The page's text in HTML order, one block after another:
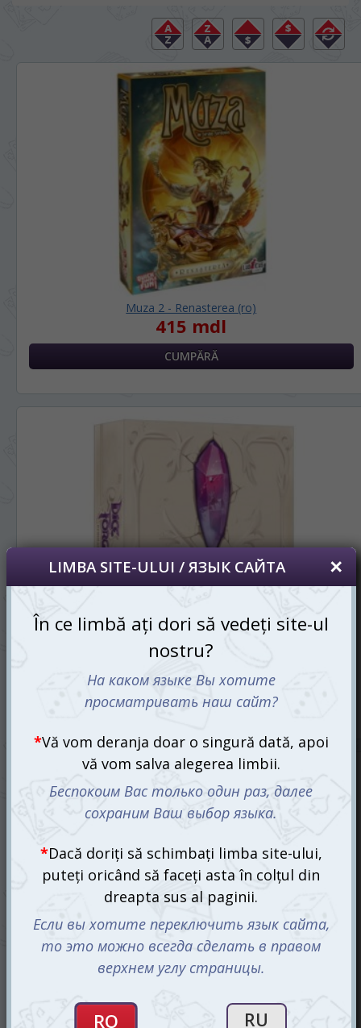
Muza 2 - Renasterea (ro)
415 mdl
Dice Forge
1250 mdl
245 mdl
LIMBA SITE-ULUI / ЯЗЫК САЙТА
În ce limbă ați dori să vedeți site-ul
nostru?
На каком языке Вы хотите
просматривать наш сайт?
Vă vom deranja doar o singură dată, apoi
vă vom salva alegerea limbii.
Беспокоим Вас только один раз, далее
*
dreapta sus al paginii.
то это можно всегда сделать в правом